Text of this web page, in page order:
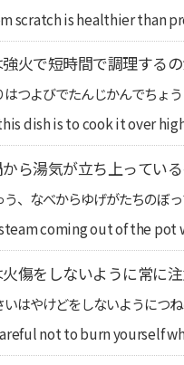
scratch is healthier than
火で短時間で調理するの
つよびでたんじかんでちょう
dish is to cook it over
ら湯気が立ち上っている
、なべからゆげがたちのぼ
coming out of the pot
傷をしないように常に注
はやけどをしないようにつ
not to burn yourself